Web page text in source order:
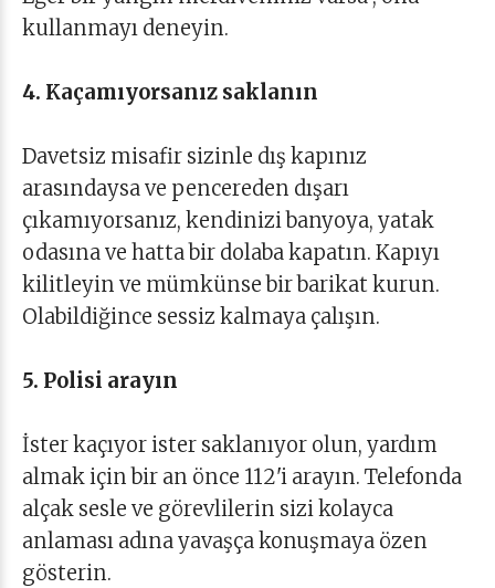
kullanmayı deneyin.
4. Kaçamıyorsanız saklanın
Davetsiz misafir sizinle dış kapınız
arasındaysa ve pencereden dışarı
çıkamıyorsanız, kendinizi banyoya, yatak
odasına ve hatta bir dolaba kapatın. Kapıyı
kilitleyin ve mümkünse bir barikat kurun.
Olabildiğince sessiz kalmaya çalışın.
5. Polisi arayın
İster kaçıyor ister saklanıyor olun, yardım
almak için bir an önce 112'i arayın. Telefonda
alçak sesle ve görevlilerin sizi kolayca
anlaması adına yavaşça konuşmaya özen
gösterin.